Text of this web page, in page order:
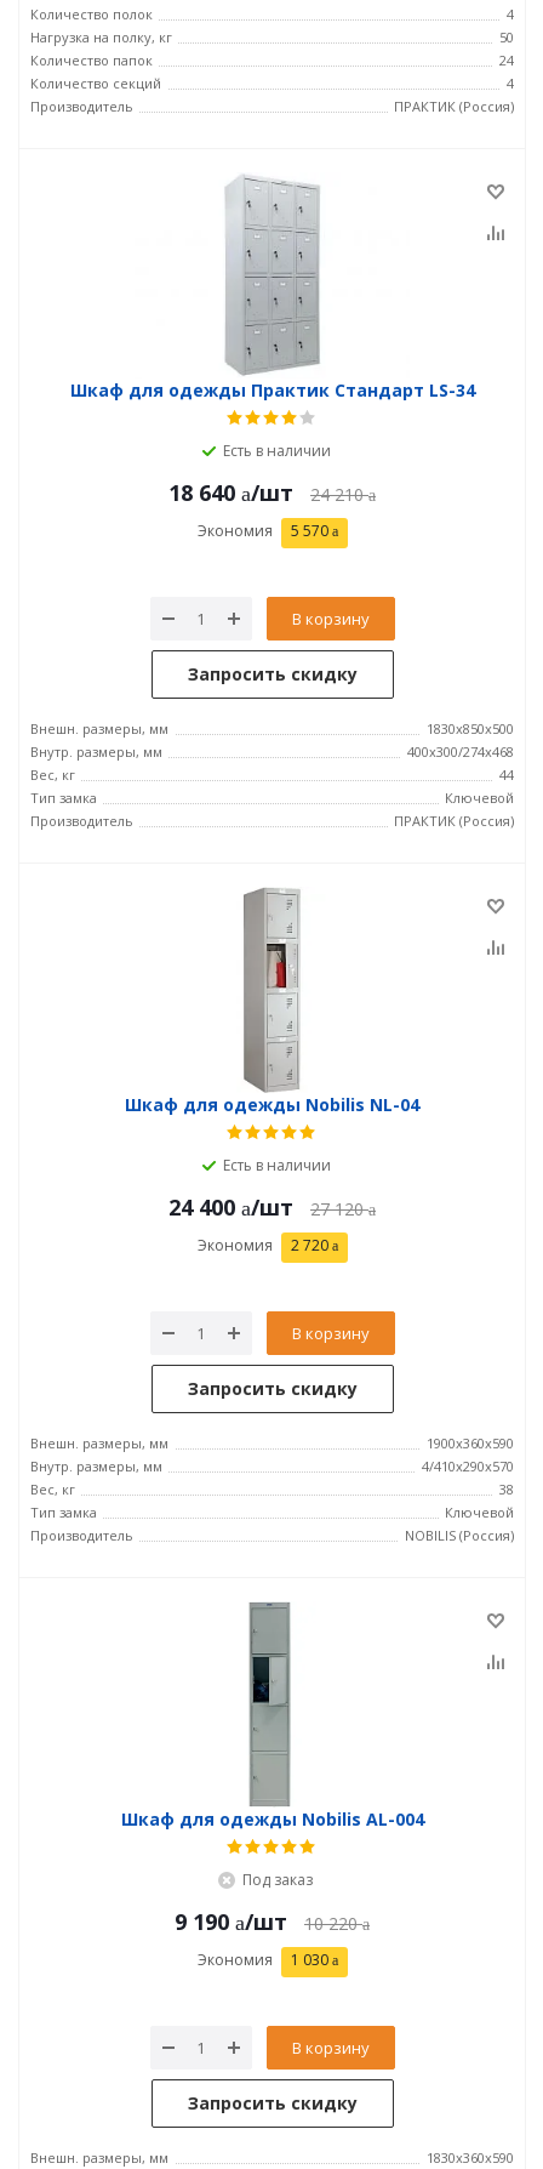
Количество полок
4
Нагрузка на полку, кг
50
Количество папок
24
Количество секций
4
Производитель
ПРАКТИК (Россия)
Шкаф для одежды Практик Стандарт LS-34
Есть в наличии
18 640 /шт 24 210
Экономия 5 570
В корзину
Запросить скидку
Внешн. размеры, мм
1830x850x500
Внутр. размеры, мм
400х300/274х468
Вес, кг
44
Тип замка
Ключевой
Производитель
ПРАКТИК (Россия)
Шкаф для одежды Nobilis NL-04
Есть в наличии
24 400 /шт 27 120
Экономия 2 720
В корзину
Запросить скидку
Внешн. размеры, мм
1900x360x590
Внутр. размеры, мм
4/410х290х570
Вес, кг
38
Тип замка
Ключевой
Производитель
NOBILIS (Россия)
Шкаф для одежды Nobilis AL-004
Под заказ
9 190 /шт 10 220
Экономия 1 030
В корзину
Запросить скидку
Внешн. размеры, мм 1830x360x590